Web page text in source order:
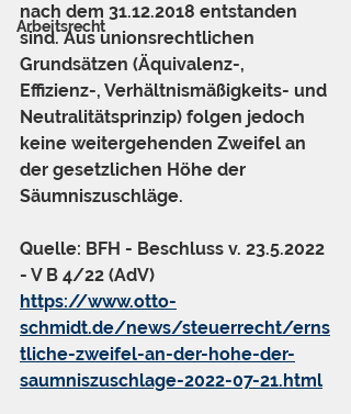
Arbeitsrecht
nach dem 31.12.2018 entstanden
sind. Aus unionsrechtlichen
Grundsätzen (Äquivalenz-,
Effizienz-, Verhältnismäßigkeits- und
Neutralitätsprinzip) folgen jedoch
keine weitergehenden Zweifel an
der gesetzlichen Höhe der
Säumniszuschläge.
Quelle: BFH - Beschluss v. 23.5.2022
- V B 4/22 (AdV)
https://www.otto-
schmidt.de/news/steuerrecht/erns
tliche-zweifel-an-der-hohe-der-
saumniszuschlage-2022-07-21.html